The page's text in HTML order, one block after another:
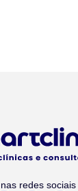
redes sociais